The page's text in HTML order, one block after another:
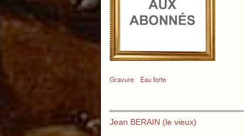
Gravure Eau forte
Jean BERAIN (le vieux)